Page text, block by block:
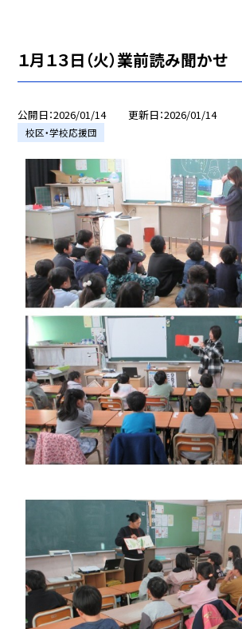
１月１３日（火）業前読み聞かせ
公開日 2026/01/14 更新日 2026/01/14
校区・学校応援団